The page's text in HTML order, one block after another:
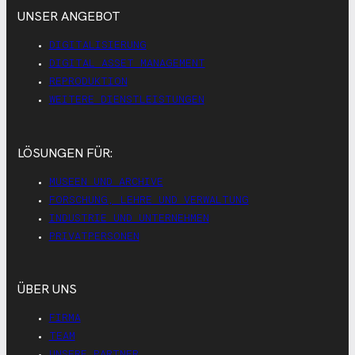
UNSER ANGEBOT
DIGITALISIERUNG
DIGITAL ASSET MANAGEMENT
REPRODUKTION
WEITERE DIENSTLEISTUNGEN
LÖSUNGEN FÜR:
MUSEEN UND ARCHIVE
FORSCHUNG, LEHRE UND VERWALTUNG
INDUSTRIE UND UNTERNEHMEN
PRIVATPERSONEN
ÜBER UNS
FIRMA
TEAM